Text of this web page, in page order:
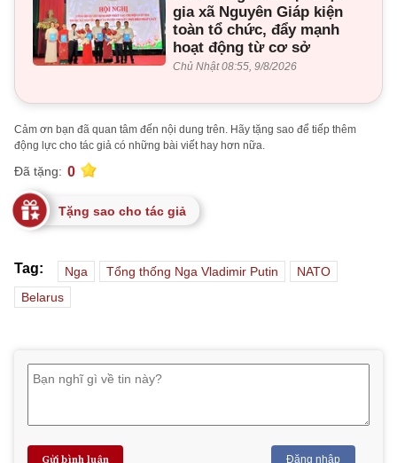
gia xã Nguyên Giáp kiện
toàn tổ chức, đẩy mạnh
hoạt động từ cơ sở
Chủ Nhật 08:55, 9/8/2026
Cảm ơn bạn đã quan tâm đến nội dung trên. Hãy tặng sao để tiếp thêm
động lực cho tác giả có những bài viết hay hơn nữa.
Đã tặng: 0
Tặng sao cho tác giả
Tag: Nga Tổng thống Nga Vladimir Putin
NATO
Belarus
Gửi bình luận Đăng nhập